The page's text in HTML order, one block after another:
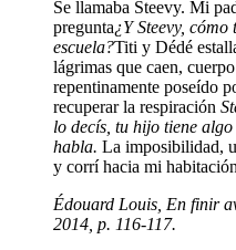
Se llamaba Steevy. Mi
pregunta¿Y Steevy,
escuela?Titi y Dédé
lágrimas que caen,
repentinamente poseído
recuperar la respiración
lo decís, tu hijo tiene algo
habla. La imposibilidad,
y corrí hacia mi
Édouard Louis, En finir
2014, p. 116-117.